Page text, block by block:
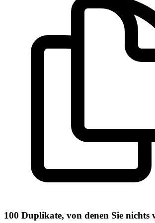
100 Duplikate, von denen Sie nichts